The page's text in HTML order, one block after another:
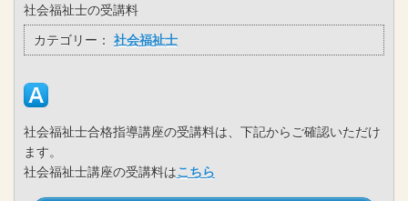
社会福祉士の受講料
カテゴリー： 社会福祉士
社会福祉士合格指導講座の受講料は、下記からご確認いただけ
ます。
社会福祉士講座の受講料はこちら